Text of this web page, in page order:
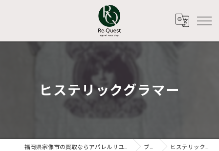
ヒステリックグラマー
ブログ ヒステリックグラマー